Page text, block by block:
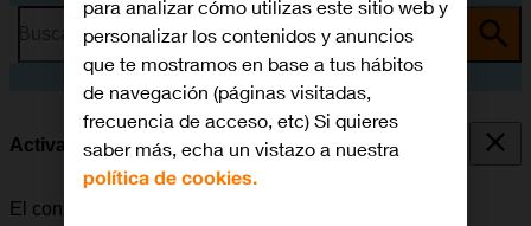
Busca por problema o tema
Activar o desactivar la itinerancia de datos
El consumo de datos en el extranjero se puede limitar,
para analizar cómo utilizas este sitio web y
personalizar los contenidos y anuncios
que te mostramos en base a tus hábitos
de navegación (páginas visitadas,
frecuencia de acceso, etc) Si quieres
saber más, echa un vistazo a nuestra
política de cookies.